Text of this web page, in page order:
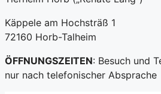
Käppele am Hochsträß 1
72160 Horb-Talheim
ÖFFNUNGSZEITEN: Besuch und
nur nach telefonischer Absprache